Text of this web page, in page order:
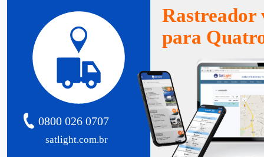
satlight.com.br
0800 026 0707
Rastreador
para